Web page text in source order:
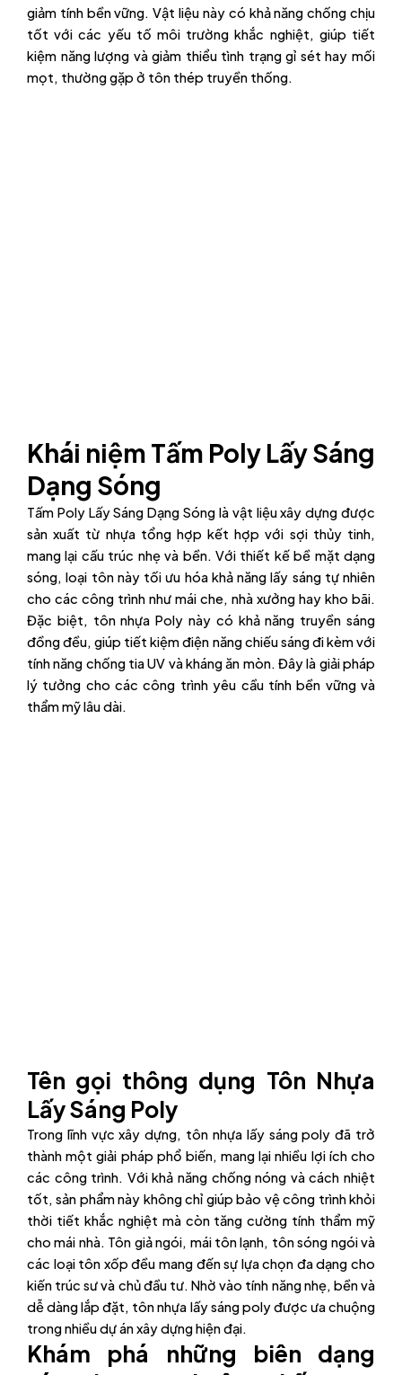
giảm tính bền vững. Vật liệu này có khả năng chống chịu
tốt với các yếu tố môi trường khắc nghiệt, giúp tiết
kiệm năng lượng và giảm thiểu tình trạng gỉ sét hay mối
mọt, thường gặp ở tôn thép truyền thống.
Khái niệm Tấm Poly Lấy Sáng
Dạng Sóng
Tấm Poly Lấy Sáng Dạng Sóng là vật liệu xây dựng được
sản xuất từ nhựa tổng hợp kết hợp với sợi thủy tinh,
mang lại cấu trúc nhẹ và bền. Với thiết kế bề mặt dạng
sóng, loại tôn này tối ưu hóa khả năng lấy sáng tự nhiên
cho các công trình như mái che, nhà xưởng hay kho bãi.
Đặc biệt, tôn nhựa Poly này có khả năng truyền sáng
đồng đều, giúp tiết kiệm điện năng chiếu sáng đi kèm với
tính năng chống tia UV và kháng ăn mòn. Đây là giải pháp
lý tưởng cho các công trình yêu cầu tính bền vững và
thẩm mỹ lâu dài.
Tên gọi thông dụng Tôn Nhựa
Lấy Sáng Poly
Trong lĩnh vực xây dựng, tôn nhựa lấy sáng poly đã trở
thành một giải pháp phổ biến, mang lại nhiều lợi ích cho
các công trình. Với khả năng chống nóng và cách nhiệt
tốt, sản phẩm này không chỉ giúp bảo vệ công trình khỏi
thời tiết khắc nghiệt mà còn tăng cường tính thẩm mỹ
cho mái nhà. Tôn giả ngói, mái tôn lạnh, tôn sóng ngói và
các loại tôn xốp đều mang đến sự lựa chọn đa dạng cho
kiến trúc sư và chủ đầu tư. Nhờ vào tính năng nhẹ, bền và
dễ dàng lắp đặt, tôn nhựa lấy sáng poly được ưa chuộng
trong nhiều dự án xây dựng hiện đại.
Khám phá những biên dạng